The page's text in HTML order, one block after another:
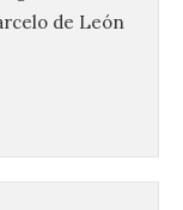
de León